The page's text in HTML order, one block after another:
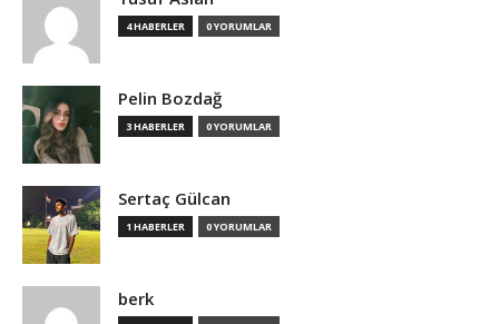
4 HABERLER 0 YORUMLAR
Pelin Bozdağ
3 HABERLER 0 YORUMLAR
Sertaç Gülcan
1 HABERLER 0 YORUMLAR
berk